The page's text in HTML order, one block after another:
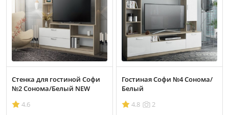
Стенка для гостиной Софи
№2 Сонома/Белый NEW
4.6
Гостиная Софи №4 Сонома/
Белый
4.8
2